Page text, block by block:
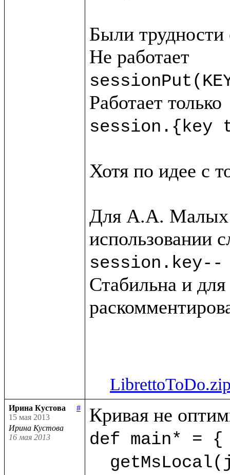
Были трудности
Хотя по идее с
Для А.А. Малых
session.key--
Стабильна и
Ирина Кустова
#
15 мая 2013
Ирина Кустова
16 мая 2013
def main* = {